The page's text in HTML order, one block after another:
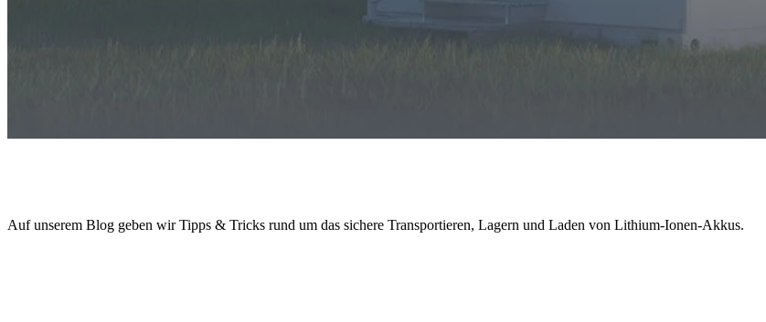
Auf unserem Blog geben wir Tipps & Tricks rund um das sichere Transportieren, Lagern und Laden von Lithium-Ionen-Akkus.